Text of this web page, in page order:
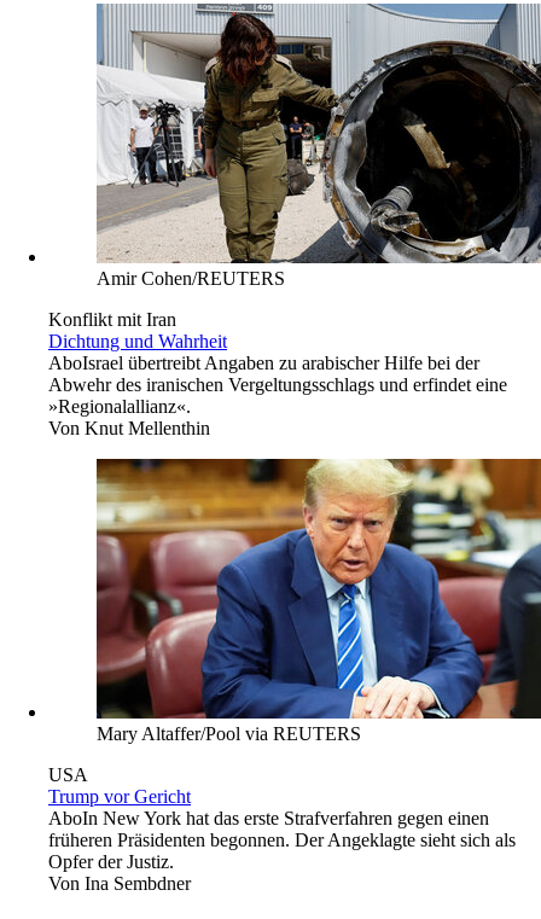
Amir Cohen/REUTERS
Konflikt mit Iran
Dichtung und Wahrheit
AboIsrael übertreibt Angaben zu arabischer Hilfe bei der
Abwehr des iranischen Vergeltungsschlags und erfindet eine
»Regionalallianz«.
Von Knut Mellenthin
Mary Altaffer/Pool via REUTERS
USA
Trump vor Gericht
AboIn New York hat das erste Strafverfahren gegen einen
früheren Präsidenten begonnen. Der Angeklagte sieht sich als
Opfer der Justiz.
Von Ina Sembdner